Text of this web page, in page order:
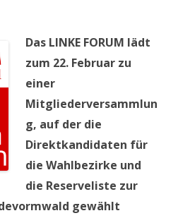
Das LINKE FORUM lädt
zum 22. Februar zu
einer
Mitgliederversammlun
g, auf der die
Direktkandidaten für
die Wahlbezirke und
die Reserveliste zur
gewählt